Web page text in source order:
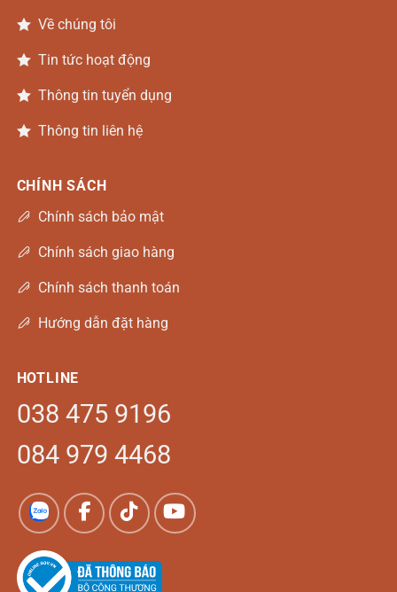
Về chúng tôi
Tin tức hoạt động
Thông tin tuyển dụng
Thông tin liên hệ
CHÍNH SÁCH
Chính sách bảo mật
Chính sách giao hàng
Chính sách thanh toán
Hướng dẫn đặt hàng
HOTLINE
038 475 9196
084 979 4468